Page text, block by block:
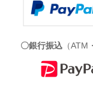
〇銀行振込 （ATM